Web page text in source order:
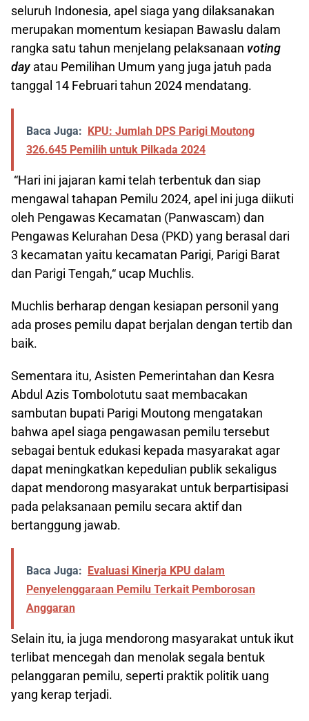
seluruh Indonesia, apel siaga yang dilaksanakan
merupakan momentum kesiapan Bawaslu dalam
rangka satu tahun menjelang pelaksanaan voting
day atau Pemilihan Umum yang juga jatuh pada
tanggal 14 Februari tahun 2024 mendatang.
Baca Juga: KPU: Jumlah DPS Parigi Moutong
326.645 Pemilih untuk Pilkada 2024
“Hari ini jajaran kami telah terbentuk dan siap
mengawal tahapan Pemilu 2024, apel ini juga diikuti
oleh Pengawas Kecamatan (Panwascam) dan
Pengawas Kelurahan Desa (PKD) yang berasal dari
3 kecamatan yaitu kecamatan Parigi, Parigi Barat
dan Parigi Tengah,“ ucap Muchlis.
Muchlis berharap dengan kesiapan personil yang
ada proses pemilu dapat berjalan dengan tertib dan
baik.
Sementara itu, Asisten Pemerintahan dan Kesra
Abdul Azis Tombolotutu saat membacakan
sambutan bupati Parigi Moutong mengatakan
bahwa apel siaga pengawasan pemilu tersebut
sebagai bentuk edukasi kepada masyarakat agar
dapat meningkatkan kepedulian publik sekaligus
dapat mendorong masyarakat untuk berpartisipasi
pada pelaksanaan pemilu secara aktif dan
bertanggung jawab.
Baca Juga: Evaluasi Kinerja KPU dalam
Penyelenggaraan Pemilu Terkait Pemborosan
Anggaran
Selain itu, ia juga mendorong masyarakat untuk ikut
terlibat mencegah dan menolak segala bentuk
pelanggaran pemilu, seperti praktik politik uang
yang kerap terjadi.